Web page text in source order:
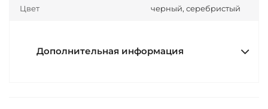
Цвет черный, серебристый
Дополнительная информация